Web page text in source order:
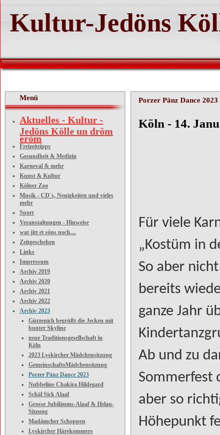
Kultur-Jedöns
Menü
Aktuelles - Kultur -
Jedöns Kölle un dröm
eröm
Freizeittipps
Gesundheit & Medizin
Karneval & mehr
Kunst & Kultur
Kölner Zoo
Musik - CD´s, Neuigkeiten und vieles
mehr
Sport
Veranstaltungen - Hinweise
wat jitt et söns noch....
Zeitgeschehen
Links
Impressum
Archiv 2019
Archiv 2020
Archiv 2021
Archiv 2022
Archiv 2023
Gürzenich begrüßt die Jecken mit
bunter Skyline
neue Traditionsgesellschaft in
Köln
2023 Lyskircher Mädchensitzung
GemeinschaftsMädchensitzung
Porzer Pänz Dance 2023
Nubbeline Chakira Hildegard
Schäl Sick Alaaf
Grosse Jubiläums-Alaaf & Helau-
Sitzung
Madämcher Schoppen
Lyskircher Härekommers
Porzer Pänz Dance 2023
Köln - 14.
Für viele
„Kostüm in
So aber
bereits
ganze Jahr
Ab und zu
Sommerfest
aber so
Höhepunkt